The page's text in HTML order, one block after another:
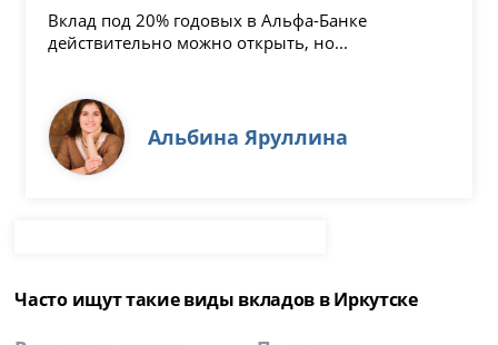
Вклад под 20% годовых в Альфа-Банке
действительно можно открыть, но...
Альбина Яруллина
Часто ищут такие виды вкладов в Иркутске